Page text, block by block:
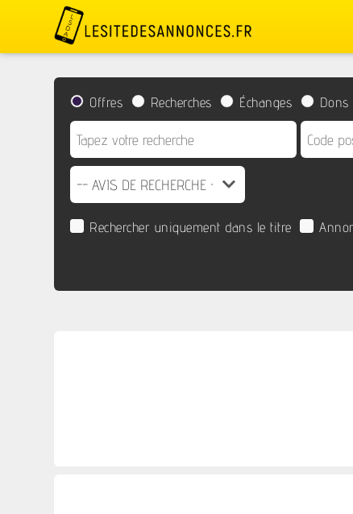
Offres Recherches Échanges Dons
Rechercher uniquement dans le titre